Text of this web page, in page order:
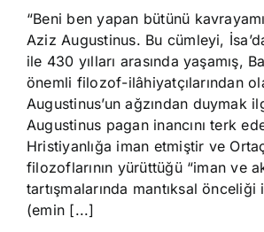
“Beni ben yapan bütünü
Aziz Augustinus. Bu cümleyi,
ile 430 yılları arasında yaşamış,
önemli filozof-ilâhiyatçılarından
Augustinus’un ağzından duymak
Augustinus pagan inancını terk
Hristiyanlığa iman etmiştir ve
filozoflarının yürüttüğü “iman ve
tartışmalarında mantıksal
(emin [...]